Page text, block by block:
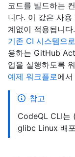
코드를 빌드하는
니다. 이 값은 사
계없이 적용됩니
기존 CI 시스템으
용하는 GitHub
업을 실행하도록
예제 워크플로에
참고
CodeQL CLI는
glibc Linux 배